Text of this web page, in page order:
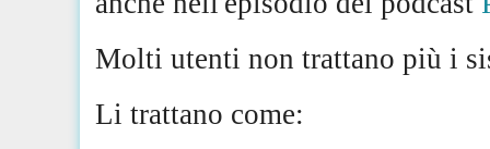
Molti utenti non trattano più i
Li trattano come: